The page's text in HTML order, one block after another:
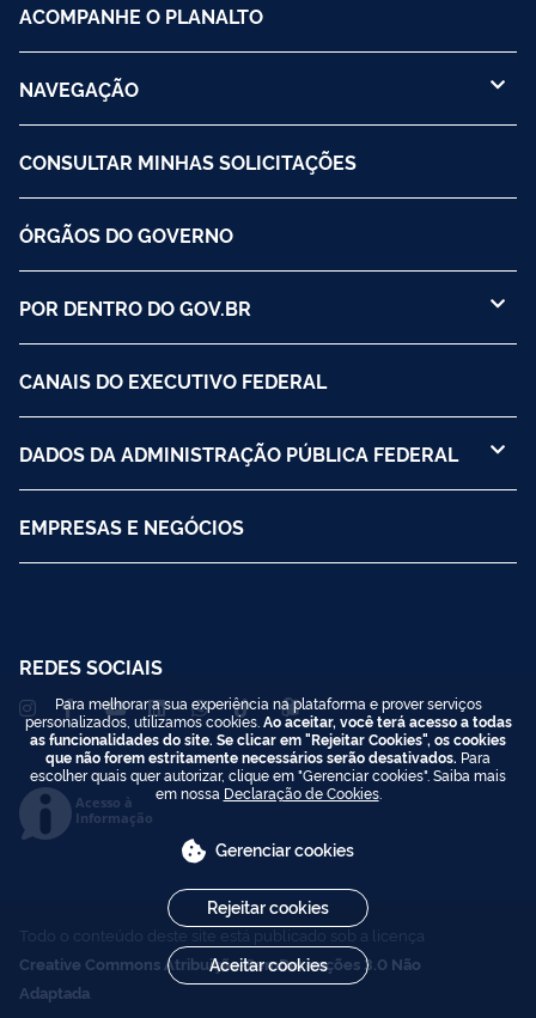
ACOMPANHE O PLANALTO
NAVEGAÇÃO
CONSULTAR MINHAS SOLICITAÇÕES
ÓRGÃOS DO GOVERNO
POR DENTRO DO GOV.BR
CANAIS DO EXECUTIVO FEDERAL
DADOS DA ADMINISTRAÇÃO PÚBLICA FEDERAL
EMPRESAS E NEGÓCIOS
REDES SOCIAIS
Acesso à
Informação
Todo o conteúdo deste site está publicado sob a licença
Creative Commons Atribuição-SemDerivações 3.0 Não
Adaptada
Para melhorar a sua experiência na plataforma e prover serviços
personalizados, utilizamos cookies. Ao aceitar, você terá acesso a todas
as funcionalidades do site. Se clicar em "Rejeitar Cookies", os cookies
que não forem estritamente necessários serão desativados. Para
escolher quais quer autorizar, clique em "Gerenciar cookies". Saiba mais
em nossa Declaração de Cookies.
Gerenciar cookies
Rejeitar cookies
Aceitar cookies